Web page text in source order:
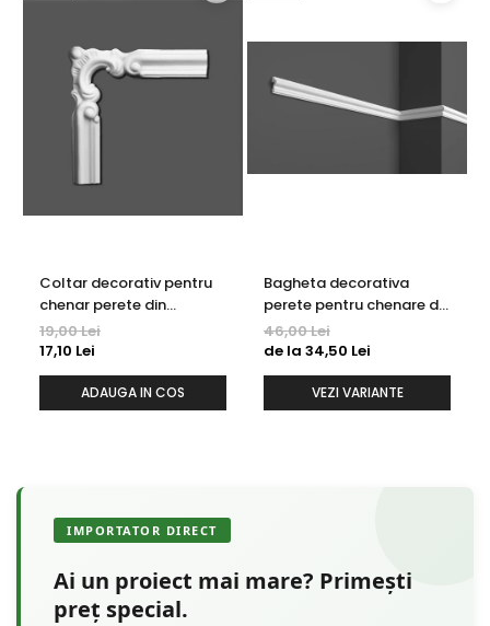
Coltar decorativ pentru
chenar perete din
poliuretan 10.7 x 10.7 cm -
HCR502-3
19,00 Lei
17,10 Lei
ADAUGA IN COS
Bagheta decorativa
perete pentru chenare din
polimer rigid 3.2 x 1.6 cm -
HCR502
46,00 Lei
de la 34,50 Lei
VEZI VARIANTE
IMPORTATOR DIRECT
Ai un proiect mai mare? Primești
preț special.